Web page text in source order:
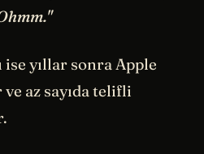
yıllar sonra Apple
az sayıda telifli